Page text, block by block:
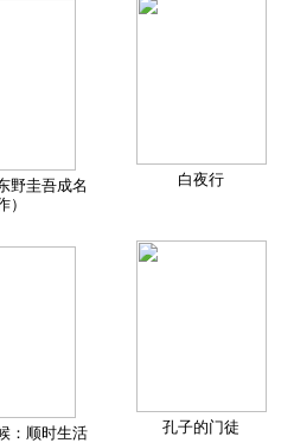
野圭吾成名
）
白夜行
：顺时生活 孔子的门徒